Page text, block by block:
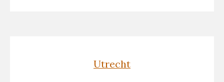
Utrecht